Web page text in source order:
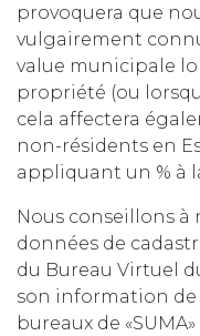
provoquera que
vulgairement
value municipale
propriété (ou
cela affectera
non-résidents en
appliquant un % à
Nous conseillons à
données de
du Bureau Virtuel
son information de
bureaux de